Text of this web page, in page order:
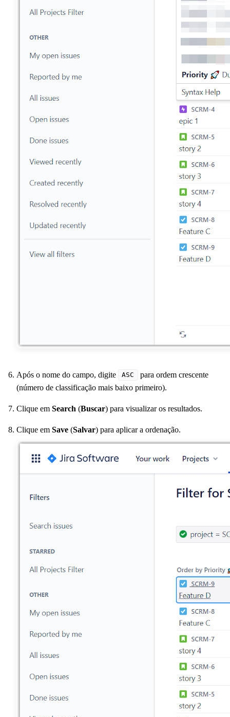
Após o nome do campo, digite ASC
para ordem crescente
(número de classificação mais baixo primeiro).
Clique em Search (Buscar) para visualizar os resultados.
Clique em Save (Salvar) para aplicar a ordenação.